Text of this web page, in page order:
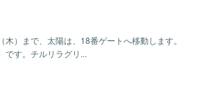
）まで、太陽は、18番ゲートへ移動します。
です。チルリラグリ...